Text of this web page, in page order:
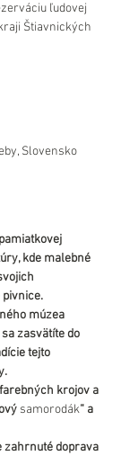
ľudovej
Štiavnických
Slovensko
pamiatkovej
kde malebné
múzea
zasvätíte do
tejto
krojov a
samorodák“ a
zahrnuté doprava